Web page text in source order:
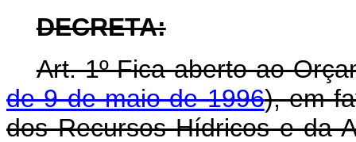
DECRETA:
Art. 1º Fica aberto ao
de 9 de maio de 1996), em
dos Recursos Hídricos e da